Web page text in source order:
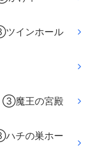
インホール
魔王の宮殿
チの巣ホー